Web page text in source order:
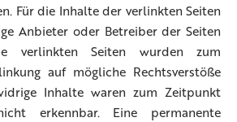
Für die Inhalte der verlinkten Seiten
Anbieter oder Betreiber der Seiten
verlinkten Seiten wurden zum
auf mögliche Rechtsverstöße
Inhalte waren zum Zeitpunkt
erkennbar. Eine permanente